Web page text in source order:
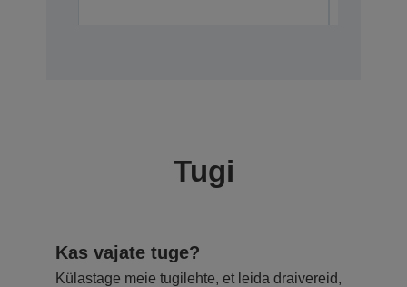
Tugi
Kas vajate tuge?
Külastage meie tugilehte, et leida draivereid,